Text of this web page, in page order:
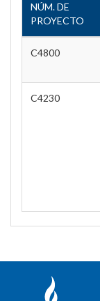
NÚM. DE
PROYECTO
C4800
C4230